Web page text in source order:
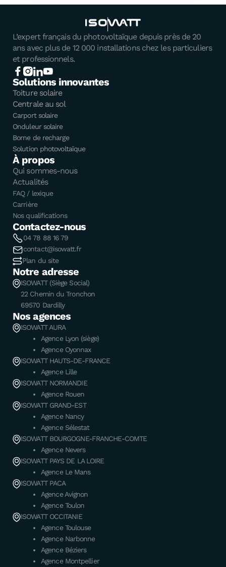
L’expert français du photovoltaïque depuis près de 20
ans avec plus de 12 000 installations chez les particuliers
et professionnels.
Solutions innovantes
Toiture solaire
Centrale au sol
Carport solaire
Onduleur solaire
Borne de recharge
Solution photovoltaïque
À propos
Qui sommes-nous
Actualités
FAQ / lexique
Carrière
Nos qualifications
Contactez-nous
04 78 88 16 79
contact@isowatt.fr
Plan du site
Notre adresse
ISOWATT (Siège Social)
22 Chemin du Tronchon
69570 Dardilly
Nos agences
ISOWATT AURA
Agence Lyon (siège)
Agence Oyonnax
ISOWATT HAUTS-DE-FRANCE
Agence Lille
ISOWATT NORMANDIE
Agence Rouen
ISOWATT GRAND-EST
Agence Nancy
Agence Sélestat
ISOWATT BOURGOGNE-FRANCHE-COMTE
Agence Nevers
ISOWATT PAYS DE LA LOIRE
Agence Le Mans
ISOWATT PACA
Agence Avignon
Agence Toulon
ISOWATT OCCITANIE
Agence Toulouse
Agence Narbonne
Agence Béziers
Agence Montpellier